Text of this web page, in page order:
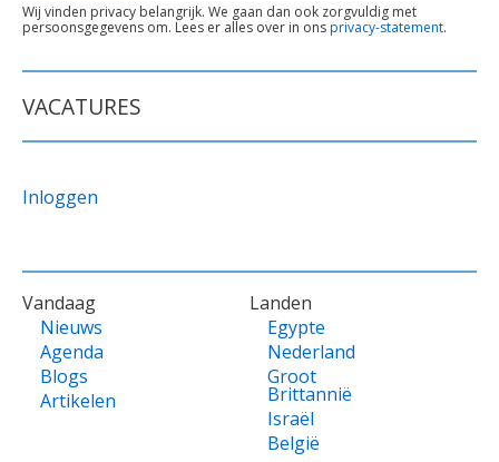
TEKST
ONDER
Wij vinden privacy belangrijk. We gaan dan ook zorgvuldig met
persoonsgegevens om. Lees er alles over in onsprivacy-statement.
VACATURES
Inloggen
VOET
Vandaag
Nieuws
Agenda
Blogs
Artikelen
Landen
Egypte
Nederland
Groot
Brittannië
Israël
België